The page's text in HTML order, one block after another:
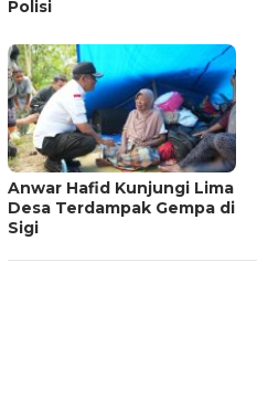
Polisi
Anwar Hafid Kunjungi Lima
Desa Terdampak Gempa di
Sigi